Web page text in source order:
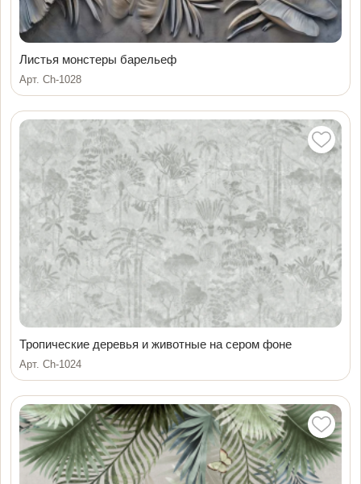
Листья монстеры барельеф
Арт. Ch-1028
Тропические деревья и животные на сером фоне
Арт. Ch-1024